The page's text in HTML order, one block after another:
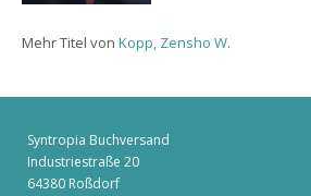
Mehr Titel von Kopp, Zensho W.
Syntropia Buchversand
Industriestraße 20
64380 Roßdorf